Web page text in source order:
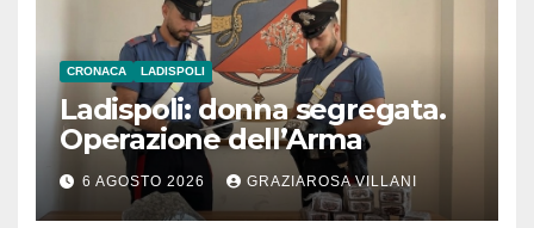
CRONACA LADISPOLI
Ladispoli: donna segregata.
Operazione dell’Arma
6 AGOSTO 2026 GRAZIAROSA VILLANI